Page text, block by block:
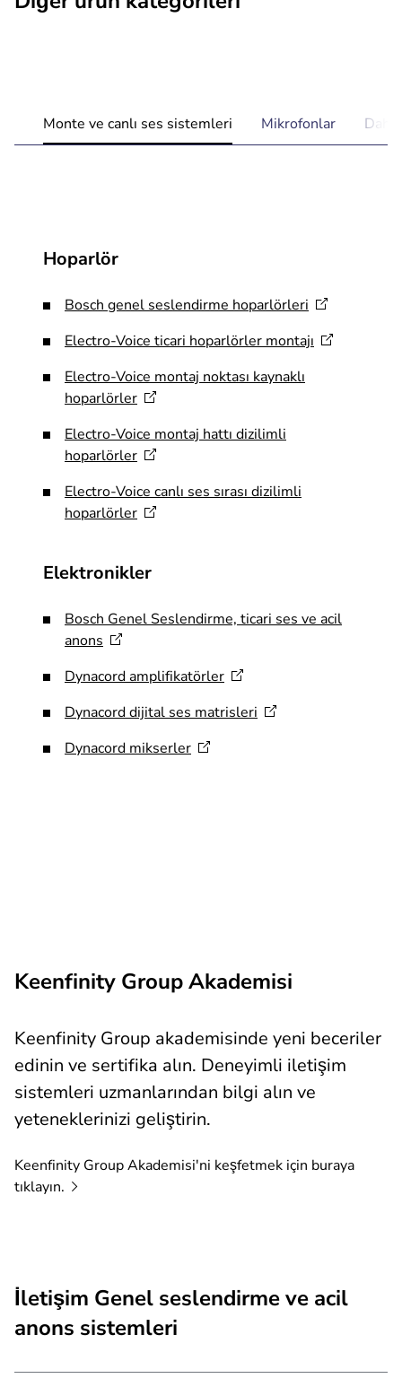
Monte ve canlı ses sistemleri Mikrofonlar
Hoparlör
Bosch genel seslendirme hoparlörleri
​Electro-Voice ticari hoparlörler montajı
Electro-Voice montaj noktası kaynaklı
hoparlörler
Electro-Voice montaj hattı dizilimli
hoparlörler
Electro-Voice canlı ses sırası dizilimli
hoparlörler
Elektronikler
Bosch Genel Seslendirme, ticari ses ve acil
anons
Dynacordamplifikatörler
Dynacord dijital ses matrisleri
Dynacord mikserler
Keenfinity Group Akademisi
Keenfinity Group akademisinde yeni beceriler
edinin ve sertifika alın. Deneyimli iletişim
sistemleri uzmanlarından bilgi alın ve
yeteneklerinizi geliştirin.
Keenfinity Group Akademisi'ni keşfetmek için buraya
tıklayın.
İletişim Genel seslendirme ve acil
anons sistemleri